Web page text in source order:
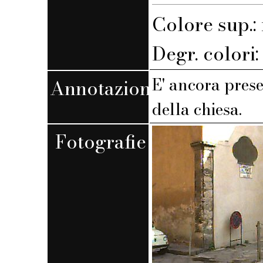
Colore
Degr.
AnnotazioniE' ancora
della chiesa.
Fotografie